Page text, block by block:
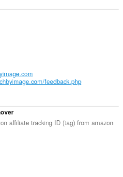
feedback.php
affiliate tracking ID (tag) from amazon